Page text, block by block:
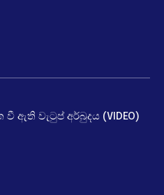
ඇති වැටුප් අර්බුදය (VIDEO)